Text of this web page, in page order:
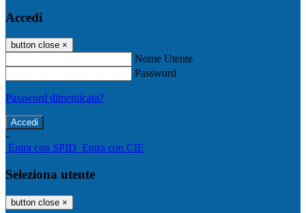
Accedi
button close ×
Nome Utente
Password
Password dimenticata?
-
Entra con SPID Entra con CIE
Seleziona utente
button close ×